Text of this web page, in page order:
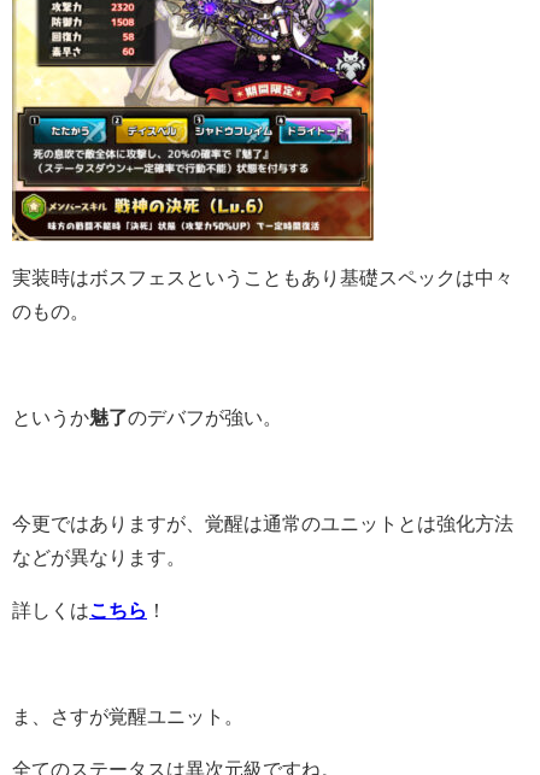
実装時はボスフェスということもあり基礎スペックは中々
のもの。
というか魅了のデバフが強い。
今更ではありますが、覚醒は通常のユニットとは強化方法
などが異なります。
詳しくはこちら ！
ま、さすが覚醒ユニット。
全てのステータスは異次元級ですね。